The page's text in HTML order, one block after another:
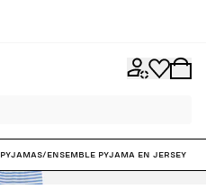
Pyjamas/Ensemble pyjama en jersey